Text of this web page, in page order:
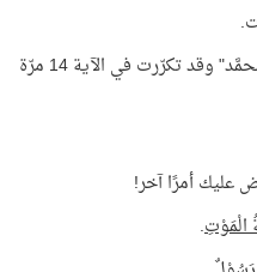
هذه الأحرف الثلاثة هي أحرف كلمة "مُحمَّد" وقد تكرّرت في الآية 14 مرّة
أمرًا آخر!
الْمَوْتِ.